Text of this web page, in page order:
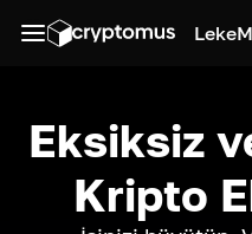
Leke
Eksiksiz
Kripto